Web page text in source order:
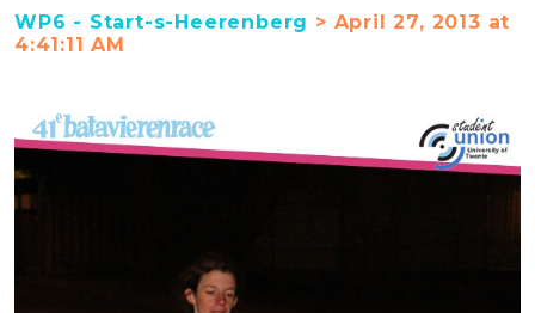
WP6 - Start-s-Heerenberg > April 27, 2013 at
4:41:11 AM